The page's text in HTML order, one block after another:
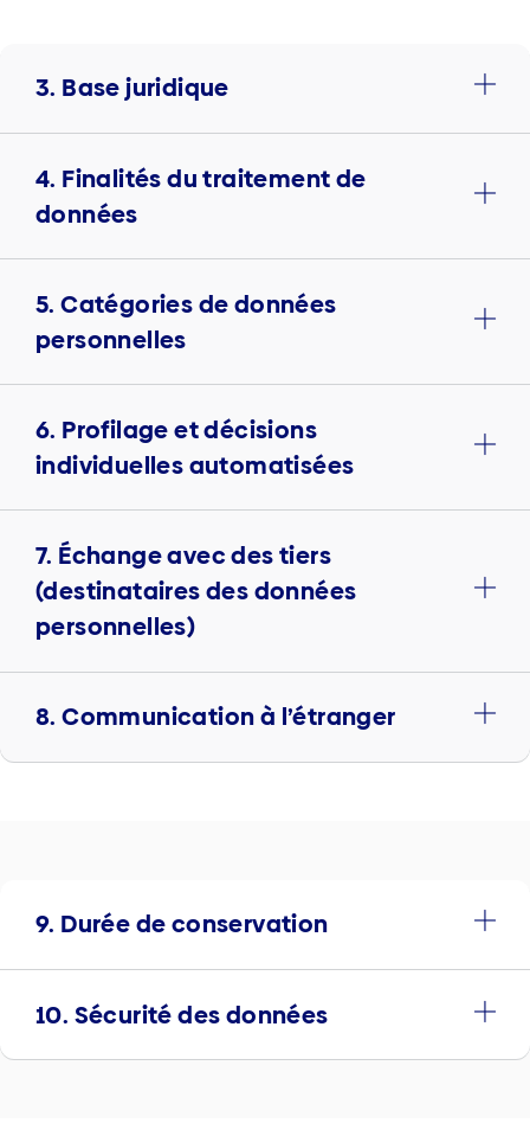
3. Base juridique
4. Finalités du traitement de
données
5. Catégories de données
personnelles
6. Profilage et décisions
individuelles automatisées
7. Échange avec des tiers
(destinataires des données
personnelles)
8. Communication à l’étranger
9. Durée de conservation
10. Sécurité des données